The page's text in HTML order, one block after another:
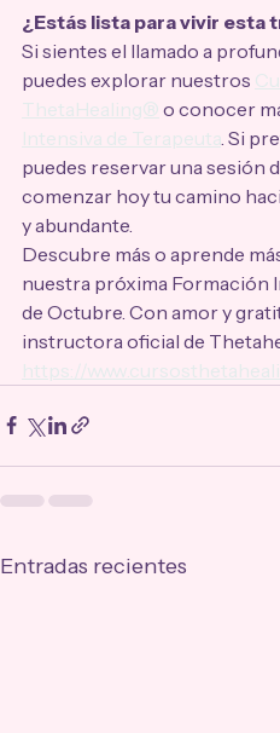
¿Estás lista para vivir
Si sientes el llamado a
puedes explorar nuestros
ThetaHealing® o conocer
Intensiva de Terapeuta . Si
puedes reservar una sesión
comenzar hoy tu camino
y abundante.
Descubre más o aprende
nuestra próxima Formación
de Octubre. Con amor y
instructora oficial de
https://
Entradas recientes